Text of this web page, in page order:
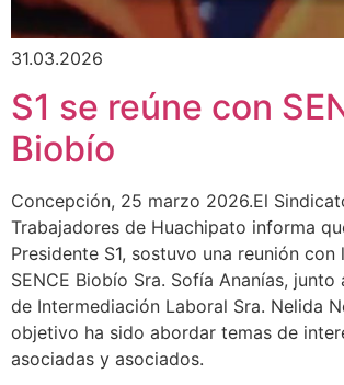
31.03.2026
S1 se reúne con
Biobío
Concepción, 25 marzo 2026.El
Trabajadores de Huachipato informa
Presidente S1, sostuvo una reunión
SENCE Biobío Sra. Sofía Ananías, junto
de Intermediación Laboral Sra. Nelida
objetivo ha sido abordar temas de
asociadas y asociados.